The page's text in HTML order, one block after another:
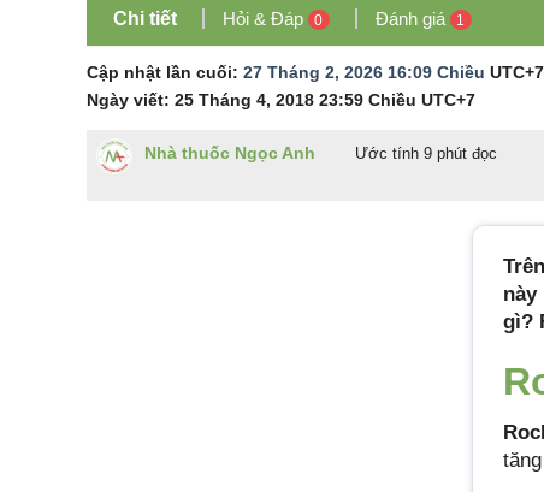
Chi tiết Hỏi & Đáp 0 Đánh giá 1
Cập nhật lần cuối: 27 Tháng 2, 2026 16:09 Chiều UTC+7
Ngày viết: 25 Tháng 4, 2018 23:59 Chiều UTC+7
Nhà thuốc Ngọc Anh Ước tính 9 phút đọc
này
gì?